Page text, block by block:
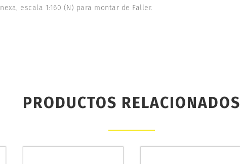
escala 1:160 (N) para montar de Faller.
PRODUCTOS RELACIONADOS